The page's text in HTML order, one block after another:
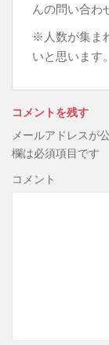
んの問い合わ
※人数が集ま
いと思います。
コメントを残す
メールアドレスが
欄は必須項目です
コメント